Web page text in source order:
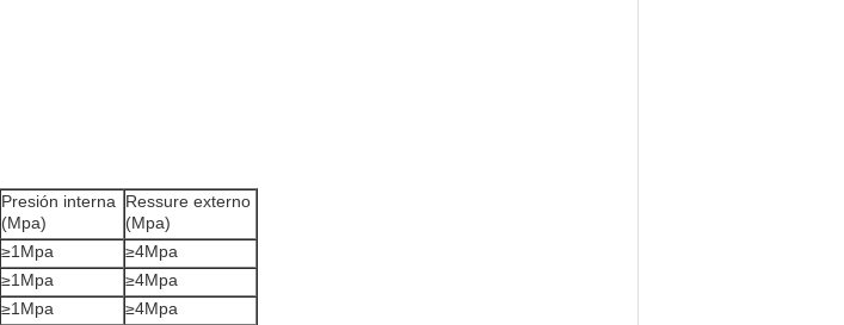
Presión interna
(Mpa)
Ressure externo
(Mpa)
≥1Mpa
≥4Mpa
≥1Mpa
≥4Mpa
≥1Mpa ≥4Mpa